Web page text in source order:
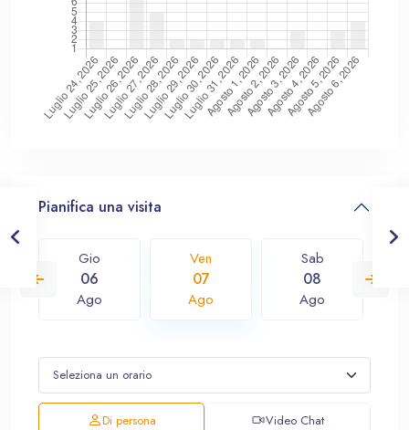
Pianifica una visita
Gio
06
Ago
Ven
07
Ago
Sab
08
Ago
Di persona Video Chat